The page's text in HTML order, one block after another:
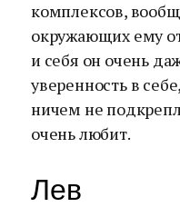
комплексов,
окружающих ему
и себя он очень
уверенность в
ничем не
очень любит.
Лев